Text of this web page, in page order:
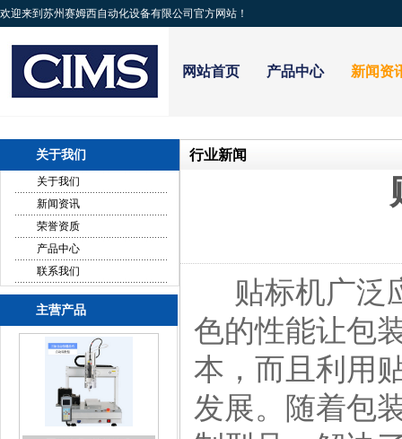
欢迎来到苏州赛姆西自动化设备有限公司官方网站！
网站首页 产品中心 新闻资
关于我们
关于我们
新闻资讯
荣誉资质
产品中心
联系我们
主营产品
行业新闻
贴标机广泛
色的性能让包
本，而且利用
发展。随着包